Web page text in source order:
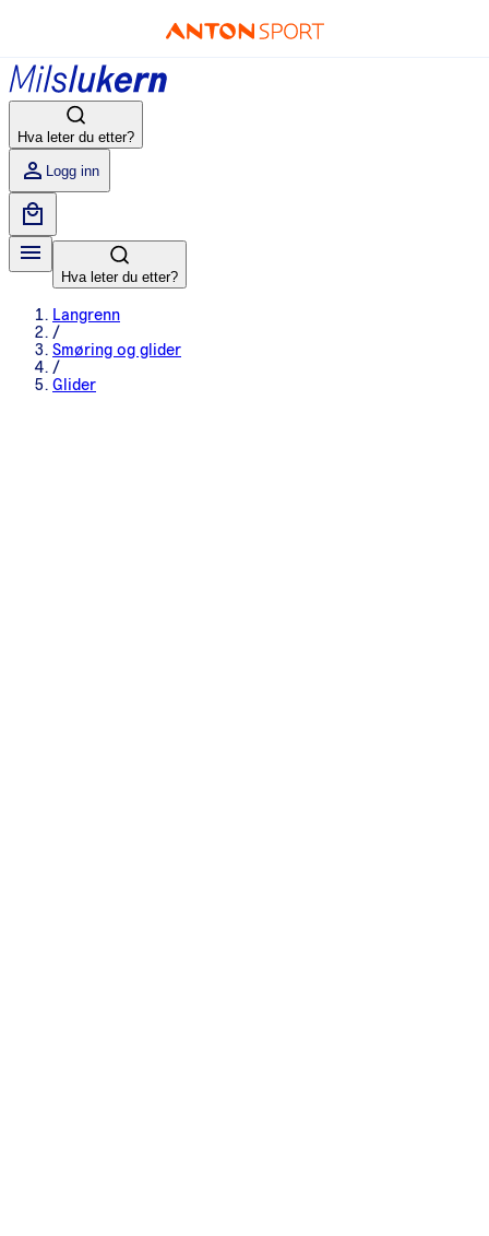
Hva leter du etter?
Logg inn
Hva leter du etter?
Langrenn
/
Smøring og glider
/
Glider